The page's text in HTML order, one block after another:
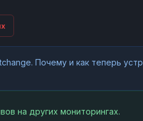
Почему и как теперь
на других мониторингах.